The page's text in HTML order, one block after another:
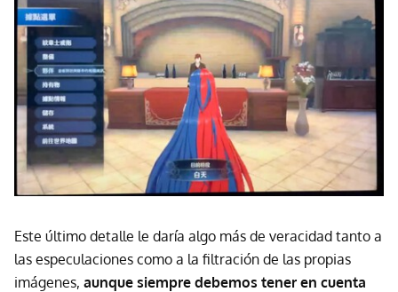
Este último detalle le daría algo más de veracidad tanto a
las especulaciones como a la filtración de las propias
imágenes, aunque siempre debemos tener en cuenta